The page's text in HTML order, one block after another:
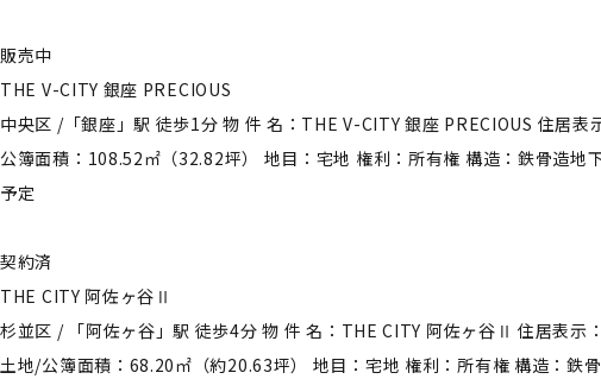
販売中
THE V-CITY 銀座 PRECIOUS
中央区 /「銀座」駅 徒歩1分 物 件 名：THE V-CITY 銀座 PRECIOUS 住居
公簿面積：108.52㎡（32.82坪） 地目：宅地 権利：所有権 構造：鉄骨造
予定
契約済
THE CITY 阿佐ヶ谷Ⅱ
杉並区 / 「阿佐ヶ谷」駅 徒歩4分 物 件 名：THE CITY 阿佐ヶ谷Ⅱ 住居表
土地/公簿面積：68.20㎡（約20.63坪） 地目：宅地 権利：所有権 構造：